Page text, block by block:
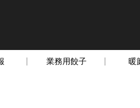
業務用餃子 暖